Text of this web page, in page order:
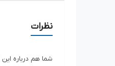
نظرات
شما هم درباره